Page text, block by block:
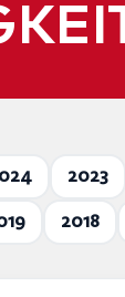
2023
2018